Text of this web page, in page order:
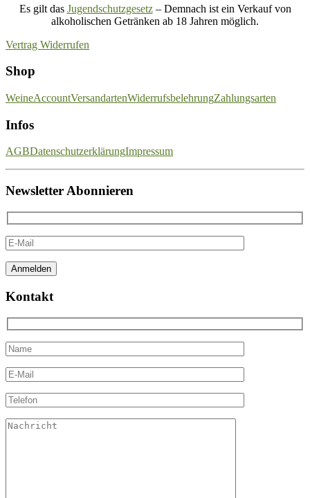
Es gilt das Jugendschutzgesetz– Demnach ist ein Verkauf von
alkoholischen Getränken ab 18 Jahren möglich.
Vertrag Widerrufen
Shop
WeineAccountVersandartenWiderrufsbelehrungZahlungsarten
Infos
AGBDatenschutzerklärungImpressum
Newsletter Abonnieren
Kontakt